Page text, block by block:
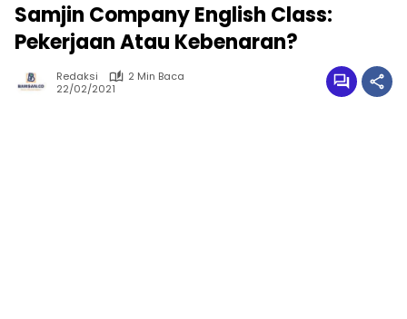
Samjin Company English Class:
Pekerjaan Atau Kebenaran?
Redaksi
2 Min Baca
22/02/2021